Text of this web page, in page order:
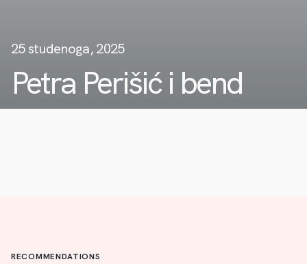
25 studenoga, 2025
Petra Perišić i bend
RECOMMENDATIONS